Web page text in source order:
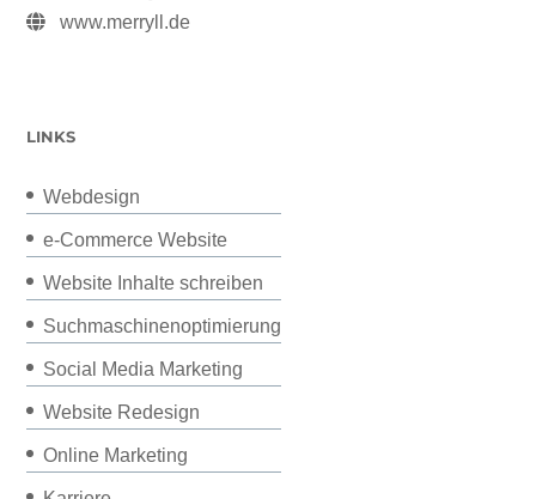
www.merryll.de
LINKS
Webdesign
e-Commerce Website
Website Inhalte schreiben
Suchmaschinenoptimierung
Social Media Marketing
Website Redesign
Online Marketing